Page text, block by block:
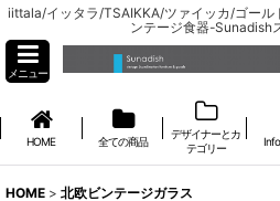
iittala/イッタラ/TSAIKKA/ツァイッカ/ゴール
ンテージ食器-Sunadish
メニュー
HOME 全ての商品
デザイナーとカ
テゴリー
HOME > 北欧ビンテージガラス